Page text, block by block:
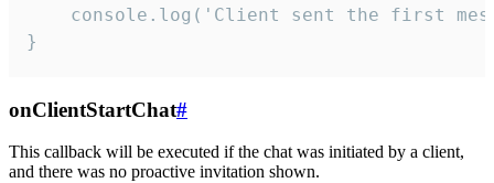
console.log('Client sent the first
}
onClientStartChat#
This callback will be executed if the chat was initiated by a client,
and there was no proactive invitation shown.